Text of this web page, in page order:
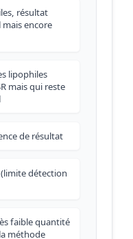
résultat
encore
lipophiles
mais qui reste
de résultat
détection
faible quantité
méthode